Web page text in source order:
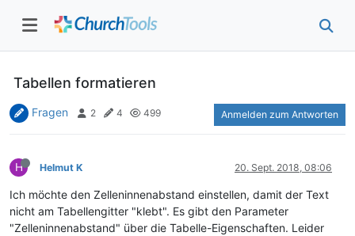
Tabellen formatieren
Fragen 2 4 499 Anmelden zum Antworten
H Helmut K 20. Sept. 2018, 08:06
Ich möchte den Zelleninnenabstand einstellen, damit der Text
nicht am Tabellengitter "klebt". Es gibt den Parameter
"Zelleninnenabstand" über die Tabelle-Eigenschaften. Leider